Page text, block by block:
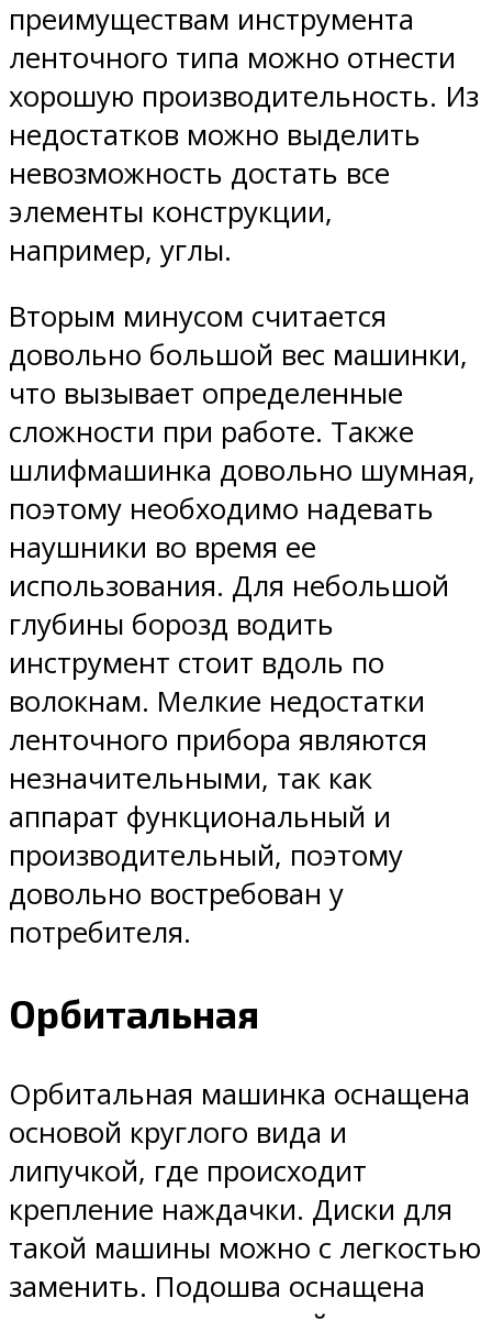
преимуществам инструмента
ленточного типа можно отнести
хорошую производительность. Из
недостатков можно выделить
невозможность достать все
элементы конструкции,
например, углы.
Вторым минусом считается
довольно большой вес машинки,
что вызывает определенные
сложности при работе. Также
шлифмашинка довольно шумная,
поэтому необходимо надевать
наушники во время ее
использования. Для небольшой
глубины борозд водить
инструмент стоит вдоль по
волокнам. Мелкие недостатки
ленточного прибора являются
незначительными, так как
аппарат функциональный и
производительный, поэтому
довольно востребован у
потребителя.
Орбитальная
Орбитальная машинка оснащена
основой круглого вида и
липучкой, где происходит
крепление наждачки. Диски для
такой машины можно с легкостью
заменить. Подошва оснащена